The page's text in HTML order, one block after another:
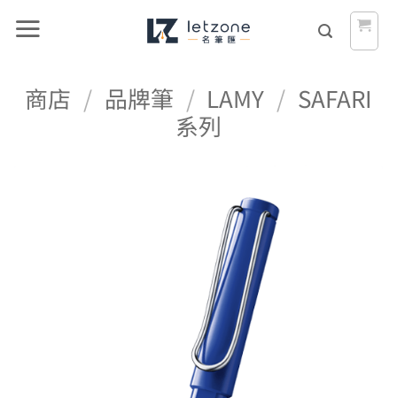
商店 / 品牌筆 / LAMY / SAFARI
系列